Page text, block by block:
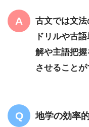
古文では文
ドリルや古
解や主語把
させることが
地学の効率